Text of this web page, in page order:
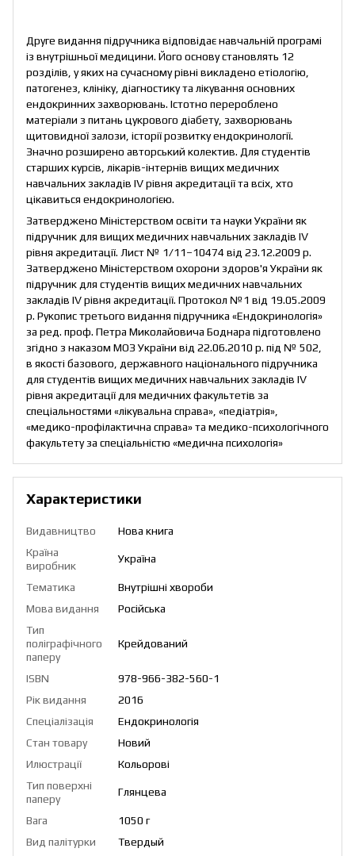
Друге видання підручника відповідає навчальній програмі
із внутрішньої медицини. Його основу становлять 12
розділів, у яких на сучасному рівні викладено етіологію,
патогенез, клініку, діагностику та лікування основних
ендокринних захворювань. Істотно перероблено
матеріали з питань цукрового діабету, захворювань
щитовидної залози, історії розвитку ендокринології.
Значно розширено авторський колектив. Для студентів
старших курсів, лікарів-інтернів вищих медичних
навчальних закладів IV рівня акредитації та всіх, хто
цікавиться ендокринологією.
Затверджено Міністерством освіти та науки України як
підручник для вищих медичних навчальних закладів ІV
рівня акредитації. Лист № 1/11–10474 від 23.12.2009 р.
Затверджено Міністерством охорони здоров'я України як
підручник для студентів вищих медичних навчальних
закладів ІV рівня акредитації. Протокол №1 від 19.05.2009
р. Рукопис третього видання підручника «Ендокринологія»
за ред. проф. Петра Миколайовича Боднара підготовлено
згідно з наказом МОЗ України від 22.06.2010 р. під № 502,
в якості базового, державного національного підручника
для студентів вищих медичних навчальних закладів IV
рівня акредитації для медичних факультетів за
спеціальностями «лікувальна справа», «педіатрія»,
«медико-профілактична справа» та медико-психологічного
факультету за спеціальністю «медична психологія»
Характеристики
Видавництво
Нова книга
Країна
виробник
Україна
Тематика
Внутрішні хвороби
Мова видання
Російська
Тип
поліграфічного
паперу
Крейдований
ISBN
978-966-382-560-1
Рік видання
2016
Спеціалізація
Ендокринологія
Стан товару
Новий
Илюстрації
Кольорові
Тип поверхні
паперу
Глянцева
Вага
1050 г
Вид палітурки
Твердый